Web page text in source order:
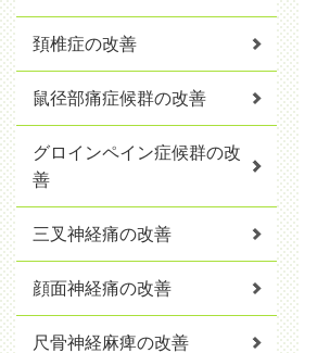
頚椎症の改善
鼠径部痛症候群の改善
グロインペイン症候群の改
善
三叉神経痛の改善
顔面神経痛の改善
尺骨神経麻痺の改善